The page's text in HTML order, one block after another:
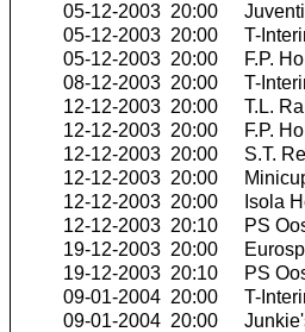
05-12-2003 20:00
05-12-2003 20:00
T-
05-12-2003 20:00
F.P.
08-12-2003 20:00
T-
12-12-2003 20:00
T.L.
12-12-2003 20:00
F.P.
12-12-2003 20:00
S.T.
12-12-2003 20:00
12-12-2003 20:00
Isola
12-12-2003 20:10
PS
19-12-2003 20:00
19-12-2003 20:10
PS
09-01-2004 20:00
T-
09-01-2004 20:00